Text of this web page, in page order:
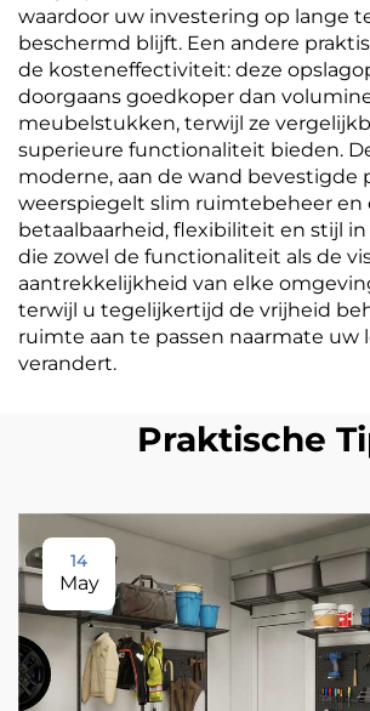
waardoor uw investering op lange
beschermd blijft. Een andere
de kosteneffectiviteit: deze
doorgaans goedkoper dan
meubelstukken, terwijl ze
superieure functionaliteit bieden.
moderne, aan de wand bevestigde
weerspiegelt slim ruimtebeheer en
betaalbaarheid, flexibiliteit en stijl
die zowel de functionaliteit als de
aantrekkelijkheid van elke
terwijl u tegelijkertijd de vrijheid
ruimte aan te passen naarmate uw
verandert.
Praktische
14
May